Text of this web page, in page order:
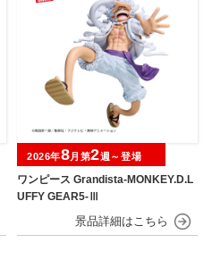
ワンピース Grandista-MONKEY.D.L
UFFY GEAR5-Ⅲ
2026年8月第2週～登場